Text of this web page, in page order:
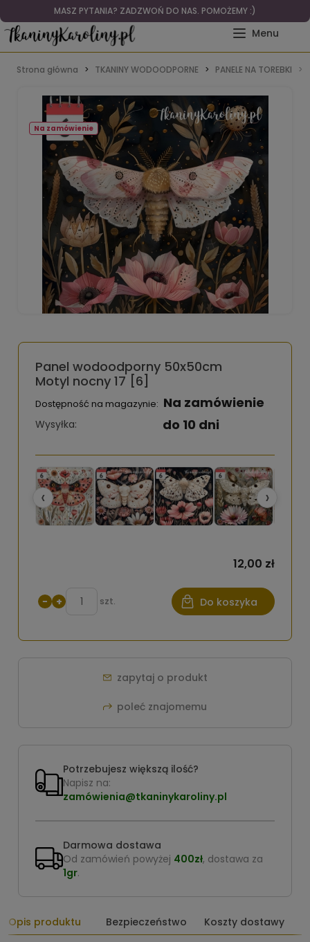
MASZ PYTANIA? ZADZWOŃ DO NAS. POMOŻEMY :)
Strona główna TKANINY WODOODPORNE PANELE NA TOREBKI
Na zamówienie
Panel wodoodporny 50x50cm
Motyl nocny 17 [6]
Dostępność na magazynie: Na zamówienie
Wysyłka: do 10 dni
‹ ›
12,00 zł
− + szt. Do koszyka
zapytaj o produkt
poleć znajomemu
Potrzebujesz większą ilość?
Napisz na:
zamówienia@tkaninykaroliny.pl
Darmowa dostawa
Od zamówień powyżej 400zł, dostawa za
1gr.
Opis produktu Bezpieczeństwo Koszty dostawy